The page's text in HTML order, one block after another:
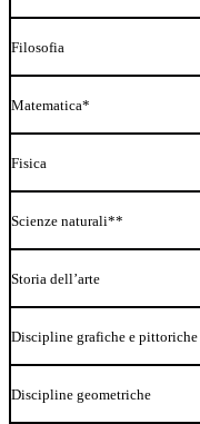
Filosofia
Matematica*
Fisica
Scienze naturali**
Storia dell’arte
Discipline grafiche e pittoriche
Discipline geometriche